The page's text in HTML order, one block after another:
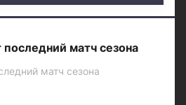
матч сезона
матч сезона